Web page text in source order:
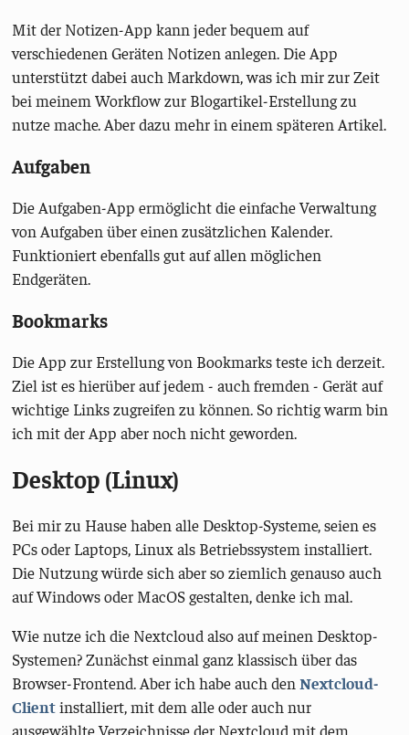
Mit der Notizen-App kann jeder bequem auf
verschiedenen Geräten Notizen anlegen. Die App
unterstützt dabei auch Markdown, was ich mir zur Zeit
bei meinem Workflow zur Blogartikel-Erstellung zu
nutze mache. Aber dazu mehr in einem späteren Artikel.
Aufgaben
Die Aufgaben-App ermöglicht die einfache Verwaltung
von Aufgaben über einen zusätzlichen Kalender.
Funktioniert ebenfalls gut auf allen möglichen
Endgeräten.
Bookmarks
Die App zur Erstellung von Bookmarks teste ich derzeit.
Ziel ist es hierüber auf jedem - auch fremden - Gerät auf
wichtige Links zugreifen zu können. So richtig warm bin
ich mit der App aber noch nicht geworden.
Desktop (Linux)
Bei mir zu Hause haben alle Desktop-Systeme, seien es
PCs oder Laptops, Linux als Betriebssystem installiert.
Die Nutzung würde sich aber so ziemlich genauso auch
auf Windows oder MacOS gestalten, denke ich mal.
Wie nutze ich die Nextcloud also auf meinen Desktop-
Systemen? Zunächst einmal ganz klassisch über das
Browser-Frontend. Aber ich habe auch denNextcloud-
Clientinstalliert, mit dem alle oder auch nur
ausgewählte Verzeichnisse der Nextcloud mit dem